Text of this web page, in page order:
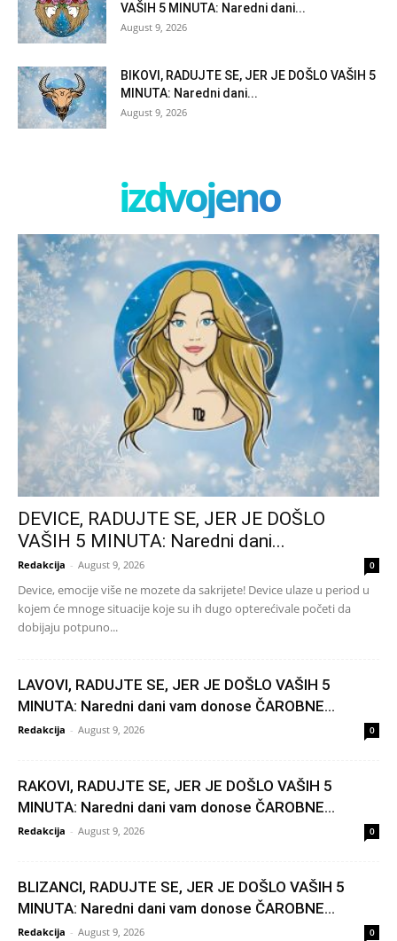
VAŠIH 5 MINUTA: Naredni dani...
August 9, 2026
BIKOVI, RADUJTE SE, JER JE DOŠLO VAŠIH 5
MINUTA: Naredni dani...
August 9, 2026
izdvojeno
DEVICE, RADUJTE SE, JER JE DOŠLO
VAŠIH 5 MINUTA: Naredni dani...
Redakcija - August 9, 2026 0
Device, emocije više ne mozete da sakrijete! Device ulaze u period u
kojem će mnoge situacije koje su ih dugo opterećivale početi da
dobijaju potpuno...
LAVOVI, RADUJTE SE, JER JE DOŠLO VAŠIH 5
MINUTA: Naredni dani vam donose ČAROBNE...
Redakcija - August 9, 2026 0
RAKOVI, RADUJTE SE, JER JE DOŠLO VAŠIH 5
MINUTA: Naredni dani vam donose ČAROBNE...
Redakcija - August 9, 2026 0
BLIZANCI, RADUJTE SE, JER JE DOŠLO VAŠIH 5
MINUTA: Naredni dani vam donose ČAROBNE...
Redakcija - August 9, 2026 0